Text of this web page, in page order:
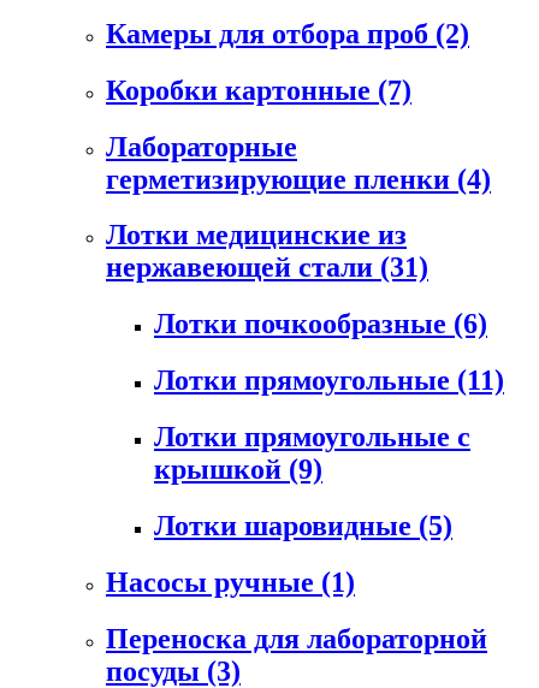
Камеры для отбора проб (2)
Коробки картонные (7)
Лабораторные
герметизирующие пленки (4)
Лотки медицинские из
нержавеющей стали (31)
Лотки почкообразные (6)
Лотки прямоугольные (11)
Лотки прямоугольные с
крышкой (9)
Лотки шаровидные (5)
Насосы ручные (1)
Переноска для лабораторной
посуды (3)